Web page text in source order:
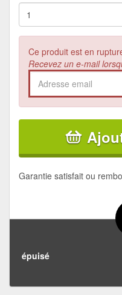
Ce produit est en
Recevez un e-mail
Garantie satisfait ou
épuisé